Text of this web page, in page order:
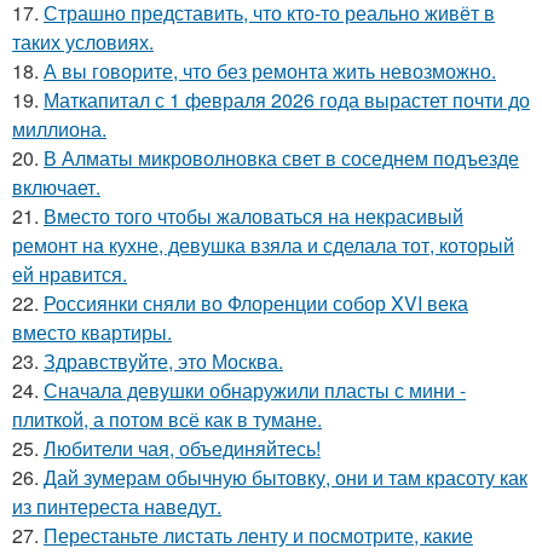
17. Страшно представить, что кто-то реально живёт в
таких условиях.
18. А вы говорите, что без ремонта жить невозможно.
19. Маткапитал с 1 февраля 2026 года вырастет почти до
миллиона.
20. В Алматы микроволновка свет в соседнем подъезде
включает.
21. Вместо того чтобы жаловаться на некрасивый
ремонт на кухне, девушка взяла и сделала тот, который
ей нравится.
22. Россиянки сняли во Флоренции собор XVI века
вместо квартиры.
23. Здравствуйте, это Москва.
24. Сначала девушки обнаружили пласты с мини -
плиткой, а потом всё как в тумане.
25. Любители чая, объединяйтесь!
26. Дай зумерам обычную бытовку, они и там красоту как
из пинтереста наведут.
27. Перестаньте листать ленту и посмотрите, какие